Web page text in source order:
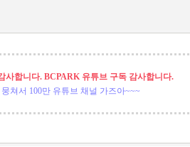
사합니다. BCPARK 유튜브 구독 감사합니다.
쳐서 100만 유튜브 채널 가즈아~~~